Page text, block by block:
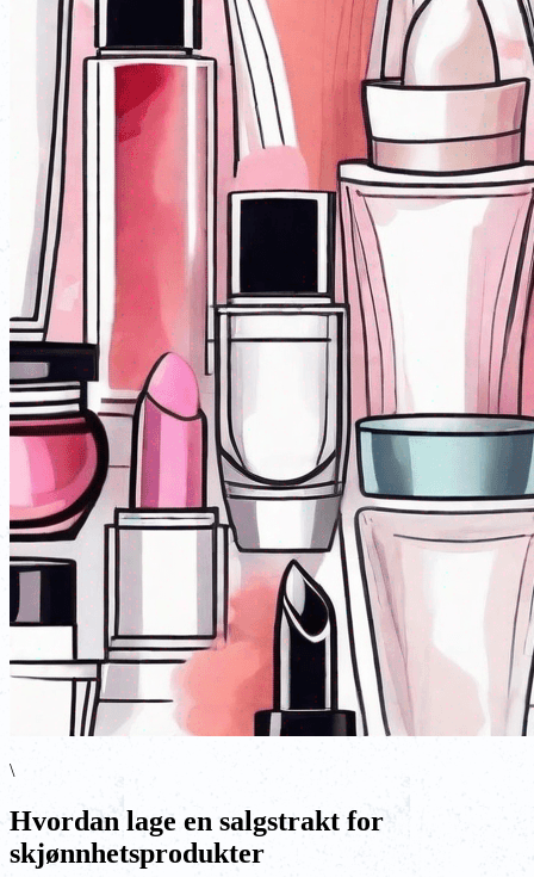
\
Hvordan lage en salgstrakt for
skjønnhetsprodukter